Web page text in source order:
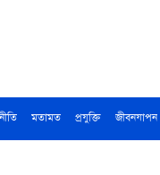
মতামত প্রযুক্তি জীবনযাপন